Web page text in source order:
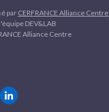
par CERFRANCE Alliance Centre
DEV&LAB
Alliance Centre